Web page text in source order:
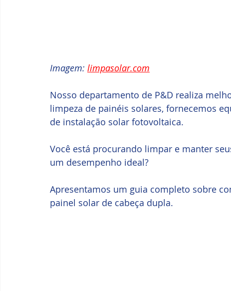
Imagem: limpasolar.com
Nosso departamento de P&D realiza
limpeza de painéis solares, fornecemos
de instalação solar fotovoltaica.
Você está procurando limpar e manter
um desempenho ideal?
Apresentamos um guia completo sobre
painel solar de cabeça dupla.